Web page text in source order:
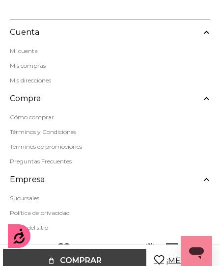
Accesibilidad
COMPRAR
Cuenta
Mi cuenta
Mis compras
Mis direcciones
Compra
Cómo comprar
Términos y Condiciones
Términos de promociones
Preguntas Frecuentes
Empresa
Sucursales
Política de privacidad
Mapa del sitio